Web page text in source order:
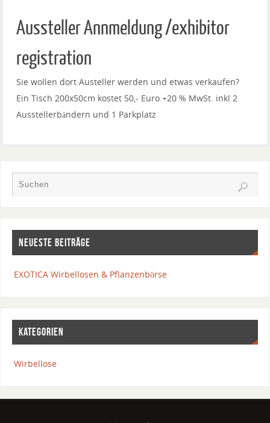
Aussteller Annmeldung /exhibitor
registration
Sie wollen dort Austeller werden und etwas verkaufen?
Ein Tisch 200x50cm kostet 50,- Euro +20 % MwSt. inkl 2
Ausstellerbändern und 1 Parkplatz
NEUESTE BEITRÄGE
EXOTICA Wirbellosen & Pflanzenbörse
KATEGORIEN
Wirbellose